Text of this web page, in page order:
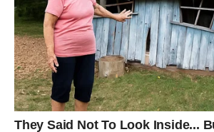
vam dati priliku koja će vam promijeniti
Posebno će sreće imati Vage koje već
promjeni posla ili velikom životnom